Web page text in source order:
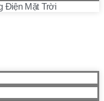
Điện Mặt Trời